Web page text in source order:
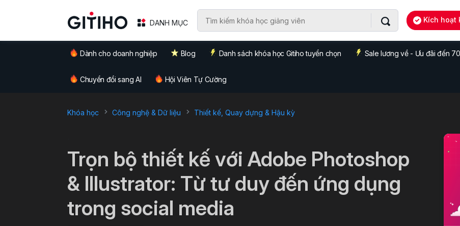
DANH MỤC Kích hoạt
Dành cho doanh nghiệp Blog Danh sách khóa học Gitiho tuyển chọn Sale lương về - Ưu đãi đến
Chuyển đổi sang AI Hội Viên Tự Cường
Khóa học Công nghệ & Dữ liệu Thiết kế, Quay dựng & Hậu kỳ
Trọn bộ thiết kế với Adobe Photoshop
& Illustrator: Từ tư duy đến ứng dụng
trong social media